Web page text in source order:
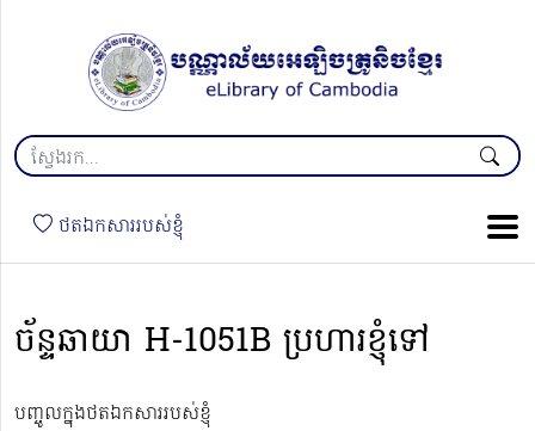
ថតឯកសាររបស់ខ្ញុំ
ច័ន្ទឆាយា H-1051B ប្រហារខ្ញុំទៅ
បញ្ចូលក្នុងថតឯកសាររបស់ខ្ញុំ